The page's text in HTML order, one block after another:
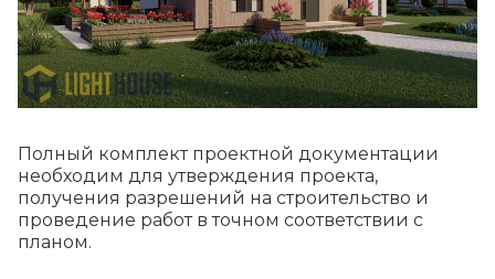
Полный комплект проектной документации
необходим для утверждения проекта,
получения разрешений на строительство и
проведение работ в точном соответствии с
планом.